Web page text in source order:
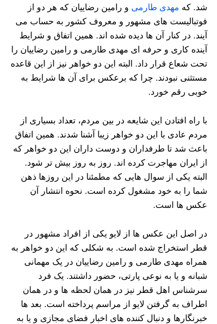
شد. که مهدی طارمی و رامین رضاییان که هر دو از
فوتبالیست های مشهور و معروف کشور به حساب می
آیند. در کنار آن ها دیده شده اند. همین اتفاق و شرایط
آینده کاری و حرفه ای مهدی طارمی و رامین رضاییان را
تحت شعاع قرار داد. البته این دو خواهر نیز از این قاعده
مستثنی نبودند. چرا که برعکس برای آن ها شرایط به
خوبی رقم خورد.
با راه افتادن این شایعه در بین مردم، تعداد بسیاری از
مردم عادی با این دو خواهر زیبا آشنا شدند. همین اتفاق
باعث شد تا طرفداران و دوست داران این دو خواهر که
از ایران مهاجرت کرده اند. روز به روز بیش تر شود.
البته یکی از سوال هایی که مطمئنا در این روزها ذهن
شما را به خود مشغول کرده است. نحوه انتشار آن
عکس ها است.
در اصل این عکس ها از لایو یکی از افراد مشهور در
قطر استخراج شده است. به شکلی که این دو خواهر به
همراه مهدی طارمی و رامین رضاییان در یک مهمانی
شبانه و یا به نوعی پارتی، حضور داشتند. یک فرد
سرشناس اهل قطر نیز در همان لحظه ها و در همان
اطراف به گرفتن لایو از مراسم پرداخته است. بعد ها
خبرنگارها و دنبال کننده های اخبار فضای مجازی و یا به